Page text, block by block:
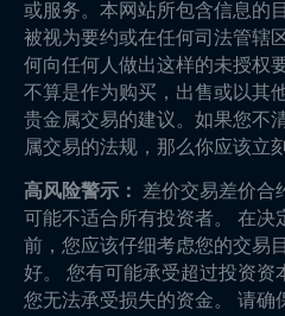
或服务。本网站所包含信息的
被视为要约或在任何司法管辖
何向任何人做出这样的未授权
不算是作为购买，出售或以其
贵金属交易的建议。如果您不
属交易的法规，那么你应该立
高风险警示：
差价交易差价合
可能不适合所有投资者。 在决
前，您应该仔细考虑您的交易
好。 您有可能承受超过投资资
您无法承受损失的资金。 请确